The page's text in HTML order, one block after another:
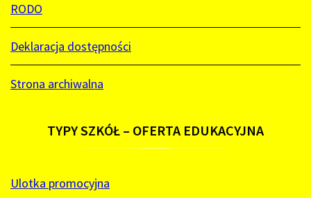
RODO
Deklaracja dostępności
Strona archiwalna
TYPYSZKÓŁ – OFERTA EDUKACYJNA
Ulotka promocyjna